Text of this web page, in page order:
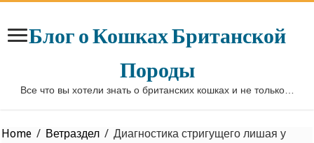
Блог о Кошках Британской
Породы
Все что вы хотели знать о британских кошках и не только…
Home / Ветраздел / Диагностика стригущего лишая у